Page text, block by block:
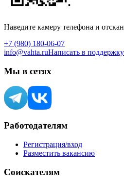
Наведите камеру телефона и
+7 (980) 180-06-07
info@vahta.ruНаписать в поддержку
Мы в сетях
Работодателям
Регистрация/вход
Разместить вакансию
Соискателям